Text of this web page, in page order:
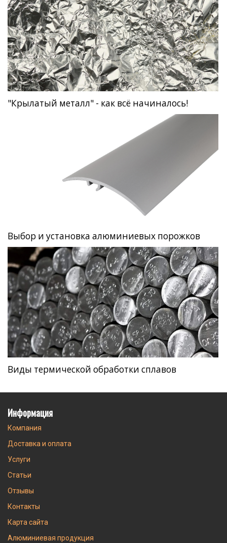
"Крылатый металл" - как всё начиналось!
Выбор и установка алюминиевых порожков
Виды термической обработки сплавов
Информация
Компания
Доставка и оплата
Услуги
Статьи
Отзывы
Контакты
Карта сайта
Алюминиевая продукция